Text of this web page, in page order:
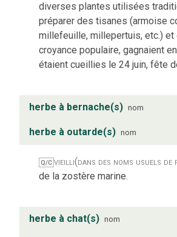
diverses plantes utilisées
préparer des tisanes (armoise
millefeuille, millepertuis, etc.) et
croyance populaire, gagnaient
étaient cueillies le 24 juin, fête
herbe à bernache(s) nom
herbe à outarde(s) nom
Q/C vieilli(dans des noms usuels de
de la zostère marine.
herbe à chat(s) nom